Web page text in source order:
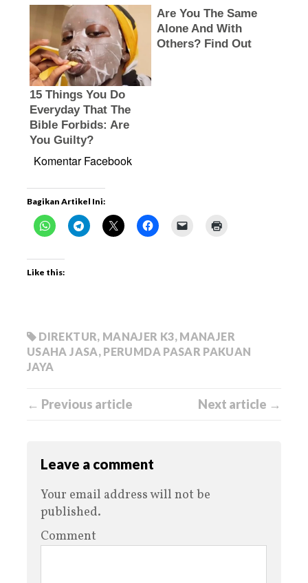
Komentar Facebook
Bagikan Artikel Ini:
Like this:
DIREKTUR, MANAJER K3, MANAJER
USAHA JASA, PERUMDA PASAR PAKUAN
JAYA
← Previous article Next article →
Leave a comment
Your email address will not be
published.
Comment